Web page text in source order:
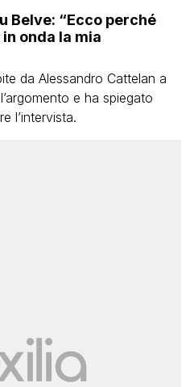
Belve: “Ecco perché
onda la mia
da Alessandro Cattelan a
e ha spiegato
l’intervista.